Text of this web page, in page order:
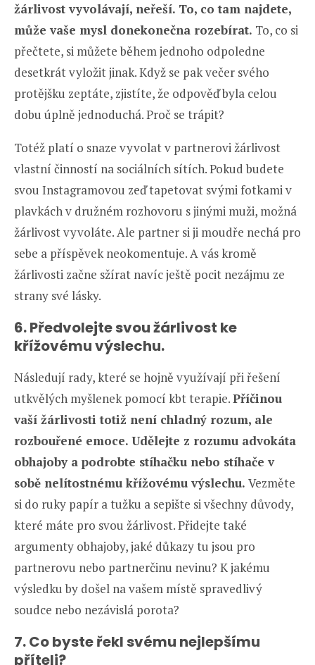
žárlivost vyvolávají, neřeší. To, co tam najdete,
může vaše mysl donekonečna rozebírat. To, co si
přečtete, si můžete během jednoho odpoledne
desetkrát vyložit jinak. Když se pak večer svého
protějšku zeptáte, zjistíte, že odpověď byla celou
dobu úplně jednoduchá. Proč se trápit?
Totéž platí o snaze vyvolat v partnerovi žárlivost
vlastní činností na sociálních sítích. Pokud budete
svou Instagramovou zeď tapetovat svými fotkami v
plavkách v družném rozhovoru s jinými muži, možná
žárlivost vyvoláte. Ale partner si ji moudře nechá pro
sebe a příspěvek neokomentuje. A vás kromě
žárlivosti začne sžírat navíc ještě pocit nezájmu ze
strany své lásky.
6. Předvolejte svou žárlivost ke
křížovému výslechu.
Následují rady, které se hojně využívají při řešení
utkvělých myšlenek pomocí kbt terapie.Příčinou
vaší žárlivosti totiž není chladný rozum, ale
rozbouřené emoce. Udělejte z rozumu advokáta
obhajoby a podrobte stíhačku nebo stíhače v
sobě nelítostnému křížovému výslechu. Vezměte
si do ruky papír a tužku a sepište si všechny důvody,
které máte pro svou žárlivost. Přidejte také
argumenty obhajoby, jaké důkazy tu jsou pro
partnerovu nebo partnerčinu nevinu? K jakému
výsledku by došel na vašem místě spravedlivý
soudce nebo nezávislá porota?
7. Co byste řekl svému nejlepšímu
příteli?